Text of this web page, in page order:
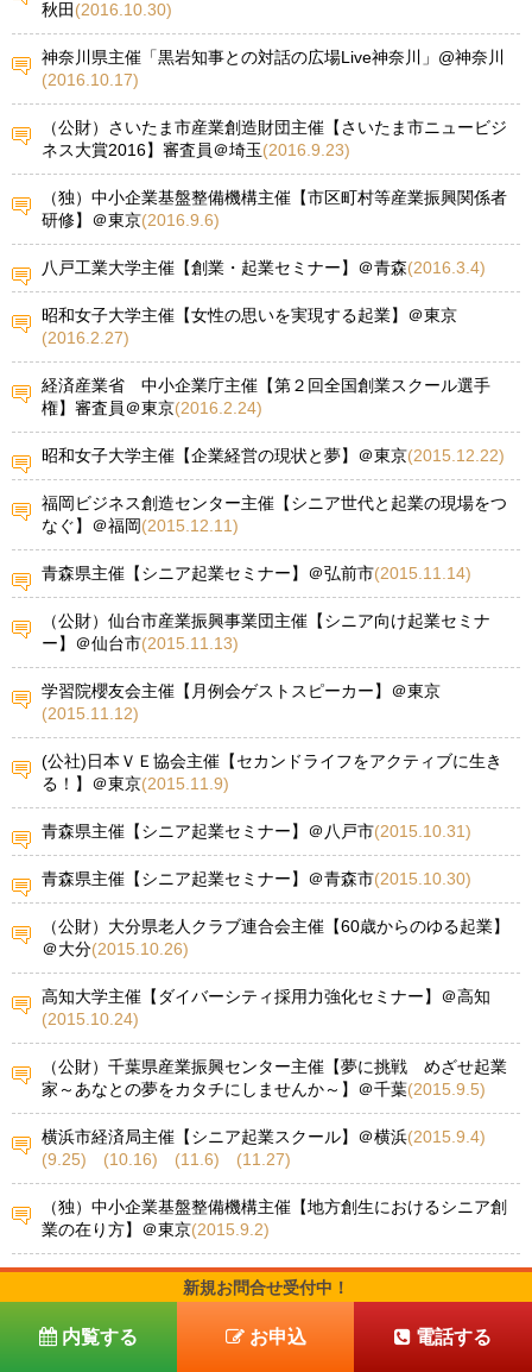
秋田 (2016.10.30)
神奈川県主催「黒岩知事との対話の広場Live神奈川」@神奈川
(2016.10.17)
（公財）さいたま市産業創造財団主催【さいたま市ニュービジ
ネス大賞2016】審査員＠埼玉 (2016.9.23)
（独）中小企業基盤整備機構主催【市区町村等産業振興関係者
研修】＠東京(2016.9.6)
八戸工業大学主催【創業・起業セミナー】＠青森(2016.3.4)
昭和女子大学主催【女性の思いを実現する起業】＠東京
(2016.2.27)
経済産業省 中小企業庁主催【第２回全国創業スクール選手
権】審査員＠東京(2016.2.24)
昭和女子大学主催【企業経営の現状と夢】＠東京(2015.12.22)
福岡ビジネス創造センター主催【シニア世代と起業の現場をつ
なぐ】＠福岡 (2015.12.11)
青森県主催【シニア起業セミナー】＠弘前市(2015.11.14)
（公財）仙台市産業振興事業団主催【シニア向け起業セミナ
ー】＠仙台市(2015.11.13)
学習院櫻友会主催【月例会ゲストスピーカー】＠東京
(2015.11.12)
(公社)日本ＶＥ協会主催【セカンドライフをアクティブに生き
る！】＠東京(2015.11.9)
青森県主催【シニア起業セミナー】＠八戸市(2015.10.31)
青森県主催【シニア起業セミナー】＠青森市(2015.10.30)
（公財）大分県老人クラブ連合会主催【60歳からのゆる起業】
＠大分(2015.10.26)
高知大学主催【ダイバーシティ採用力強化セミナー】＠高知
(2015.10.24)
（公財）千葉県産業振興センター主催【夢に挑戦 めざせ起業
家～あなとの夢をカタチにしませんか～】＠千葉(2015.9.5)
横浜市経済局主催【シニア起業スクール】＠横浜(2015.9.4)
(9.25) (10.16) (11.6) (11.27)
（独）中小企業基盤整備機構主催【地方創生におけるシニア創
業の在り方】＠東京(2015.9.2)
品川区主催【シニア起業で地域デビュー！～ゆる起業で充実の
セカンドライフ～】＠東京(2015.8.11)
横浜市経済局主催【シニア起業セミナー】＠横浜(2015.8.6)
新規お問合せ受付中！
内覧する お申込 電話する